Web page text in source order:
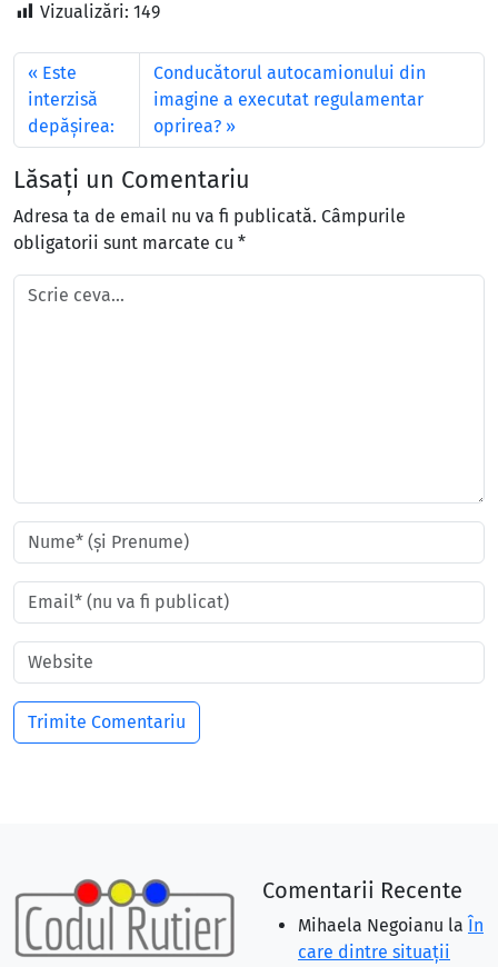
Vizualizări: 149
Este
interzisă
depășirea:
Conducătorul autocamionului din
imagine a executat regulamentar
oprirea?
Lăsați un Comentariu
Adresa ta de email nu va fi publicată. Câmpurile
obligatorii sunt marcate cu *
Comentarii Recente
Mihaela Negoianu la În
care dintre situaţii